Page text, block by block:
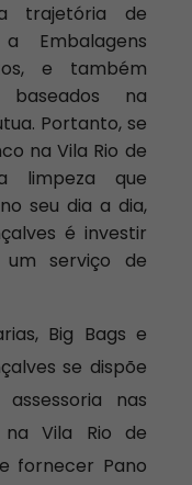
trajetória de
Embalagens
e também
baseados na
Portanto, se
na Vila Rio de
limpeza que
seu dia a dia,
é investir
um serviço de
Big Bags e
se dispõe
nas
na Vila Rio de
fornecer Pano